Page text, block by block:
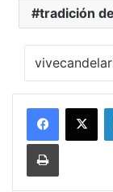
tradición